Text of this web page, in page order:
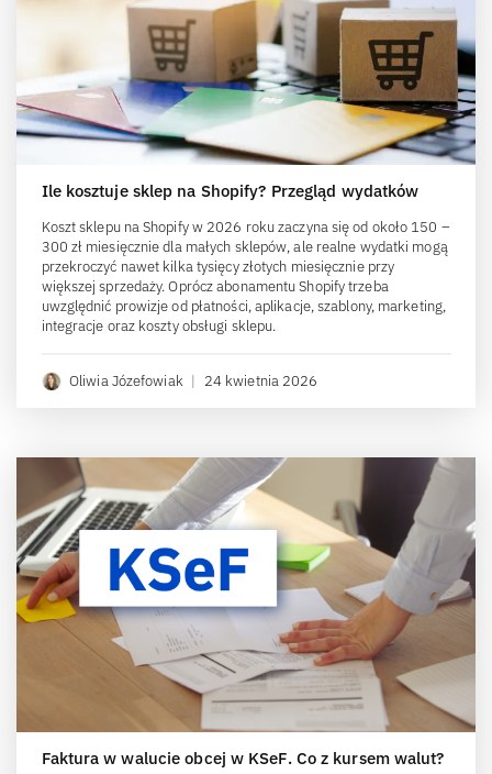
Ile kosztuje sklep na Shopify? Przegląd wydatków
Koszt sklepu na Shopify w 2026 roku zaczyna się od około 150 –
300 zł miesięcznie dla małych sklepów, ale realne wydatki mogą
przekroczyć nawet kilka tysięcy złotych miesięcznie przy
większej sprzedaży. Oprócz abonamentu Shopify trzeba
uwzględnić prowizje od płatności, aplikacje, szablony, marketing,
integracje oraz koszty obsługi sklepu.
Oliwia Józefowiak | 24 kwietnia 2026
Faktura w walucie obcej w KSeF. Co z kursem walut?